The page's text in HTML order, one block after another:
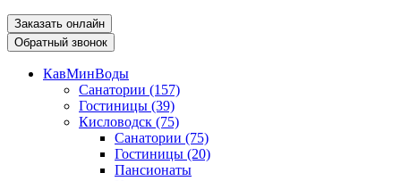
Заказать онлайн
Обратный звонок
КавМинВоды
Санатории (157)
Гостиницы (39)
Кисловодск (75)
Санатории (75)
Гостиницы (20)
Пансионаты